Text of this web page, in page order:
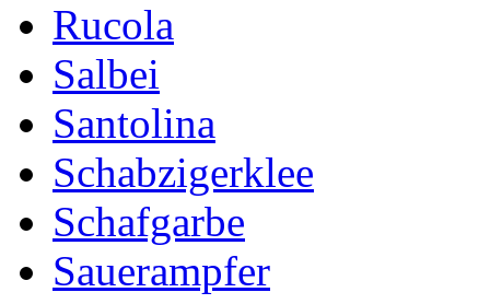
Rucola
Salbei
Santolina
Schabzigerklee
Schafgarbe
Sauerampfer